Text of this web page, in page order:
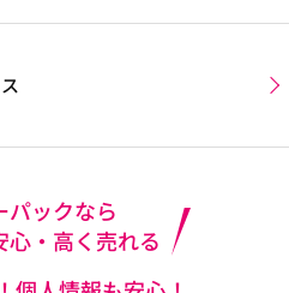
パックなら
心・高く売れる